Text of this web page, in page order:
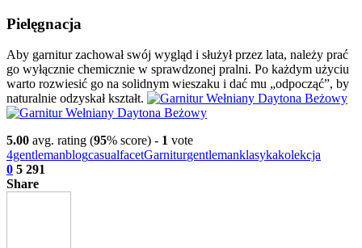
Pielęgnacja
Aby garnitur zachował swój wygląd i służył przez lata, należy prać
go wyłącznie chemicznie w sprawdzonej pralni. Po każdym użyciu
warto rozwiesić go na solidnym wieszaku i dać mu „odpocząć”, by
naturalnie odzyskał kształt.
5.00 avg. rating (95% score) - 1 vote
4gentlemanblogcasualfacetGarniturgentlemanklasykakolekcja
0 5 291
Share